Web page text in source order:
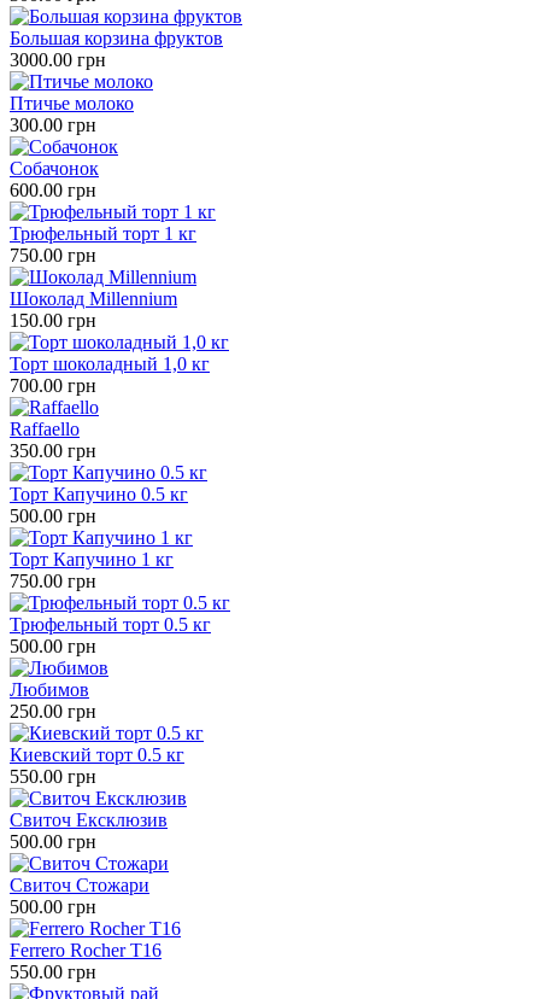
Большая корзина фруктов
3000.00 грн
Птичье молоко
300.00 грн
Собачонок
600.00 грн
Трюфельный торт 1 кг
750.00 грн
Шоколад Millennium
150.00 грн
Торт шоколадный 1,0 кг
700.00 грн
Raffaello
350.00 грн
Торт Капучино 0.5 кг
500.00 грн
Торт Капучино 1 кг
750.00 грн
Трюфельный торт 0.5 кг
500.00 грн
Любимов
250.00 грн
Киевский торт 0.5 кг
550.00 грн
Свиточ Ексклюзив
500.00 грн
Свиточ Стожари
500.00 грн
Ferrero Rocher Т16
550.00 грн